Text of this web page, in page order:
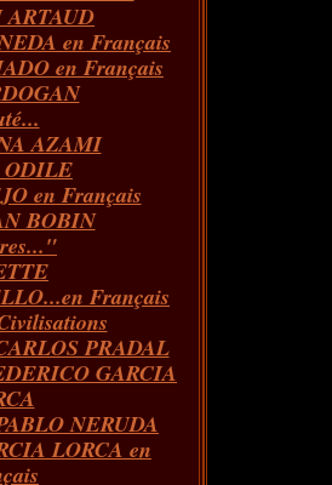
(73)
(55)
(43)
(73)
(54)
(51)
(73)
(100)
(146)
(124)
en Français
en Français
AZAMI
ODILE
en Français
BOBIN
Français
PRADAL
GARCIA
NERUDA
LORCA en